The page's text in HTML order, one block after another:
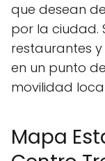
que desean
por la ciudad.
restaurantes
en un punto
movilidad
Mapa